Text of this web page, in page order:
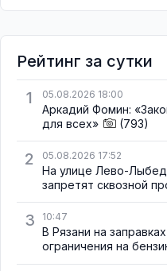
Рейтинг за сутки
1
05.08.2026 18:00
Аркадий Фомин:
для всех»
(793)
2 05.08.2026 17:52
На улице Лево-
запретят сквозной
3 10:47
В Рязани на
ограничения на